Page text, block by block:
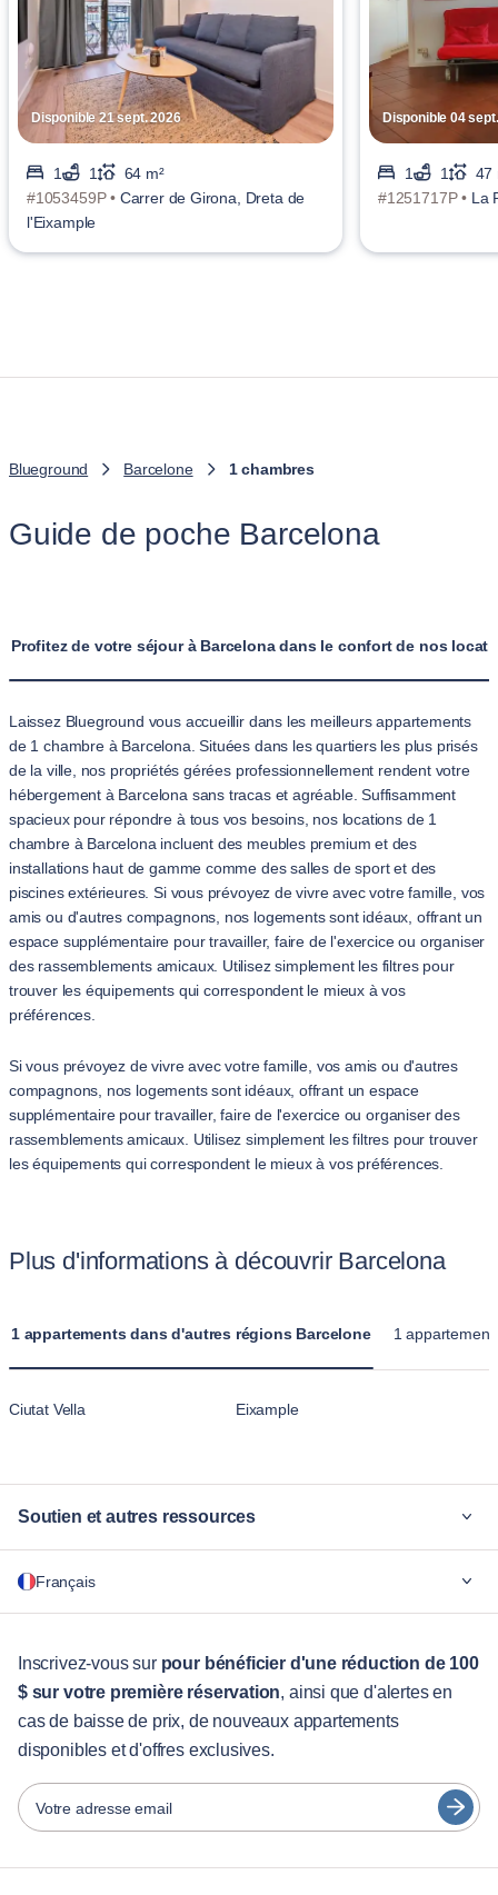
Disponible 21 sept. 2026
1 1
64 m²
#1053459P • Carrer de Girona, Dreta de
l'Eixample
Disponible 04
1 1
47
#1251717P • La
Blueground Barcelone 1 chambres
Guide de poche Barcelona
Profitez de votre séjour à Barcelona dans le confort de nos
Laissez Blueground vous accueillir dans les meilleurs appartements
de 1 chambre à Barcelona. Situées dans les quartiers les plus prisés
de la ville, nos propriétés gérées professionnellement rendent votre
hébergement à Barcelona sans tracas et agréable. Suffisamment
spacieux pour répondre à tous vos besoins, nos locations de 1
chambre à Barcelona incluent des meubles premium et des
installations haut de gamme comme des salles de sport et des
piscines extérieures. Si vous prévoyez de vivre avec votre famille, vos
amis ou d'autres compagnons, nos logements sont idéaux, offrant un
espace supplémentaire pour travailler, faire de l'exercice ou organiser
des rassemblements amicaux. Utilisez simplement les filtres pour
trouver les équipements qui correspondent le mieux à vos
préférences.
Si vous prévoyez de vivre avec votre famille, vos amis ou d'autres
compagnons, nos logements sont idéaux, offrant un espace
supplémentaire pour travailler, faire de l'exercice ou organiser des
rassemblements amicaux. Utilisez simplement les filtres pour trouver
les équipements qui correspondent le mieux à vos préférences.
Plus d'informations à découvrir Barcelona
1 appartements dans d'autres régions Barcelone 1
Ciutat Vella Eixample
Soutien et autres ressources
Pour les entreprises
Services aux visiteurs
Guides des villes
Partenaires
Opérateurs de location de meubles
Propriétaires
Partenaires de franchise
Français
English
Português
Español
Français
Türkçe
Inscrivez-vous sur pour bénéficier d'une réduction de 100
$ sur votre première réservation, ainsi que d'alertes en
cas de baisse de prix, de nouveaux appartements
disponibles et d'offres exclusives.
Votre adresse email